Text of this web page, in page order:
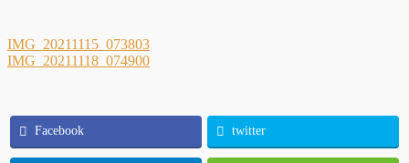
IMG_20211115_073803
IMG_20211118_074900
Facebook twitter